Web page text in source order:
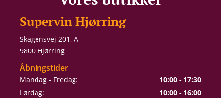
Supervin Hjørring
Skagensvej 201, A
9800 Hjørring
Åbningstider
Mandag - Fredag:
10:00 - 17:30
Lørdag:
10:00 - 16:00